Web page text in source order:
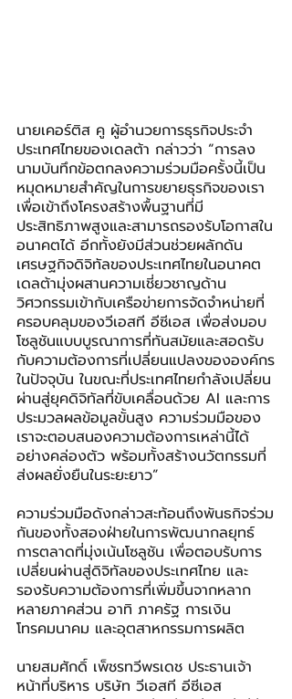
นายเคอร์ติส คู ผู้อำนวยการธุรกิจประจำ
ประเทศไทยของเดลต้า กล่าวว่า “การลง
นามบันทึกข้อตกลงความร่วมมือครั้งนี้เป็น
หมุดหมายสำคัญในการขยายธุรกิจของเรา
เพื่อเข้าถึงโครงสร้างพื้นฐานที่มี
ประสิทธิภาพสูงและสามารถรองรับโอกาสใน
อนาคตได้ อีกทั้งยังมีส่วนช่วยผลักดัน
เศรษฐกิจดิจิทัลของประเทศไทยในอนาคต
เดลต้ามุ่งผสานความเชี่ยวชาญด้าน
วิศวกรรมเข้ากับเครือข่ายการจัดจำหน่ายที่
ครอบคลุมของวีเอสที อีซีเอส เพื่อส่งมอบ
โซลูชันแบบบูรณาการที่ทันสมัยและสอดรับ
กับความต้องการที่เปลี่ยนแปลงขององค์กร
ในปัจจุบัน ในขณะที่ประเทศไทยกำลังเปลี่ยน
ผ่านสู่ยุคดิจิทัลที่ขับเคลื่อนด้วย AI และการ
ประมวลผลข้อมูลขั้นสูง ความร่วมมือของ
เราจะตอบสนองความต้องการเหล่านี้ได้
อย่างคล่องตัว พร้อมทั้งสร้างนวัตกรรมที่
ส่งผลยั่งยืนในระยะยาว”
ความร่วมมือดังกล่าวสะท้อนถึงพันธกิจร่วม
กันของทั้งสองฝ่ายในการพัฒนากลยุทธ์
การตลาดที่มุ่งเน้นโซลูชัน เพื่อตอบรับการ
เปลี่ยนผ่านสู่ดิจิทัลของประเทศไทย และ
รองรับความต้องการที่เพิ่มขึ้นจากหลาก
หลายภาคส่วน อาทิ ภาครัฐ การเงิน
โทรคมนาคม และอุตสาหกรรมการผลิต
นายสมศักดิ์ เพ็ชรทวีพรเดช ประธานเจ้า
หน้าที่บริหาร บริษัท วีเอสที อีซีเอส